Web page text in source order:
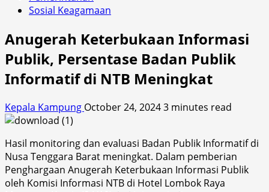
Sosial Keagamaan
Anugerah Keterbukaan Informasi
Publik, Persentase Badan Publik
Informatif di NTB Meningkat
Kepala Kampung October 24, 20243 minutes read
Hasil monitoring dan evaluasi Badan Publik Informatif di
Nusa Tenggara Barat meningkat. Dalam pemberian
Penghargaan Anugerah Keterbukaan Informasi Publik
oleh Komisi Informasi NTB di Hotel Lombok Raya